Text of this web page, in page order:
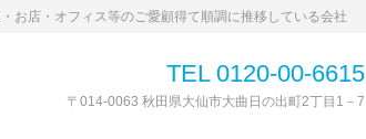
店・オフィス等のご愛顧得て順調に推移している会社
TEL 0120-00-6615
〒014-0063 秋田県大仙市大曲日の出町2丁目1－7